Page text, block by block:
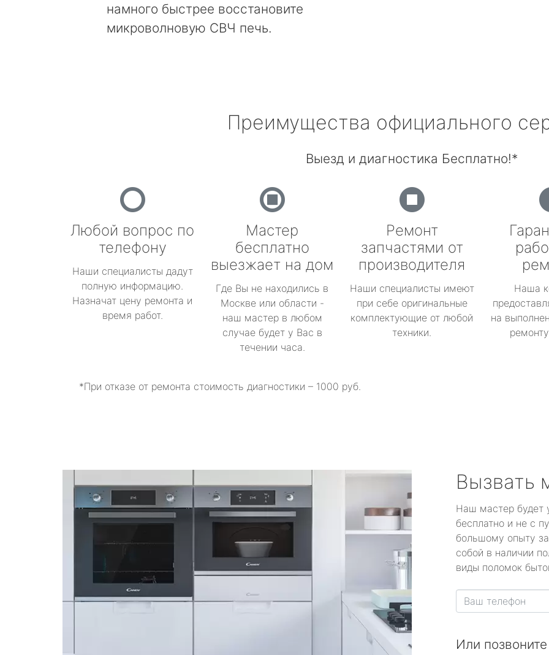
намного быстрее восстановите
микроволновую СВЧ печь.
Преимущества официального
Выезд и диагностика Бесплатно!*
Любой вопрос по
телефону
Наши специалисты дадут
полную информацию.
Назначат цену ремонта и
время работ.
Мастер
бесплатно
выезжает на дом
Где Вы не находились в
Москве или области -
наш мастер в любом
случае будет у Вас в
течении часа.
Ремонт
запчастями от
производителя
Наши специалисты имеют
при себе оригинальные
комплектующие от любой
техники.
Наша
на
*При отказе от ремонта стоимость диагностики – 1000 руб.
Вызвать
Наш мастер будет
бесплатно и не с
большому опыту
собой в наличии
виды поломок
Или